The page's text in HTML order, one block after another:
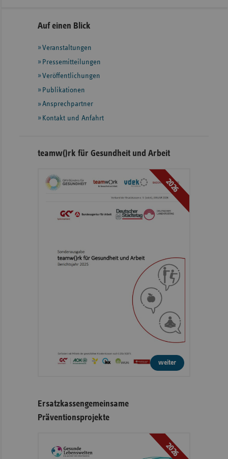
Seitennavigation
Seitenleiste
weiteren
Informationen
Auf einen Blick
Veranstaltungen
Pressemitteilungen
Veröffentlichungen
Publikationen
Ansprechpartner
Kontakt und Anfahrt
teamw()rk für Gesundheit und Arbeit
2026
weiter
Ersatzkassengemeinsame
Präventionsprojekte
2026